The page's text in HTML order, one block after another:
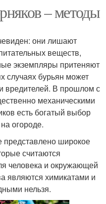
– методы
они лишают
веществ,
экземпляры притеняют
случаях бурьян может
вредителей. В прошлом с
механическими
есть богатый выбор
огороде.
широкое
считаются
человека и окружающей
являются химикатами и
нельзя.